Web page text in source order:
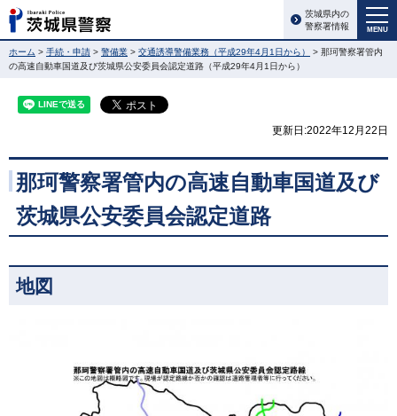
MENU
茨城県内の
警察署情報
ホーム > 手続・申請 > 警備業 > 交通誘導警備業務（平成29年4月1日から）
> 那珂警察署管内
の高速自動車国道及び茨城県公安委員会認定道路（平成29年4月1日から）
更新日:2022年12月22日
那珂警察署管内の高速自動車国道及び
茨城県公安委員会認定道路
地図